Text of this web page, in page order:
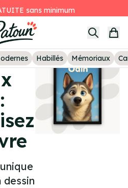
sans minimum
tableau à -25%
Avis clients
Habillés Mémoriaux